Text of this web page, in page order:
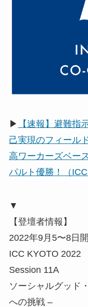
▶
【速報】避難指
己実現のフィール
高ワーカーズベー
パルト優勝！（ICC
▼
【登壇者情報】
2022年9月5〜8日
ICC KYOTO 2022
Session 11A
ソーシャルグッド
への挑戦 –